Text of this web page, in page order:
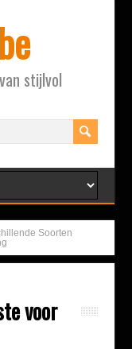
stijlvol
Soorten
voor